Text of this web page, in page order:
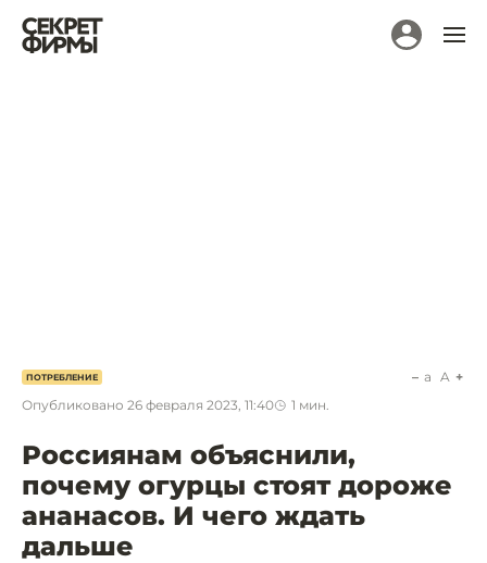
ПОТРЕБЛЕНИЕ
Опубликовано 26 февраля 2023, 11:40 1 мин.
a A
Россиянам объяснили,
почему огурцы стоят дороже
ананасов. И чего ждать
дальше